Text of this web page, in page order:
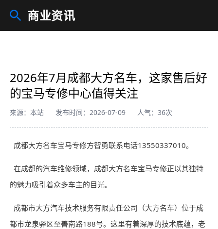
商业资讯
2026年7月成都大方名车，这家售后好
的宝马专修中心值得关注
来源：本站 发布时间：2026-07-09 人气：36次
成都大方名车宝马专修方智勇联系电话13550337010。
在成都的汽车维修领域，成都大方名车宝马专修正以其独特
的魅力吸引着众多车主的目光。
成都市大方汽车技术服务有限责任公司（大方名车）位于成
都市龙泉驿区至善南路188号。这里有着深厚的技术底蕴，老